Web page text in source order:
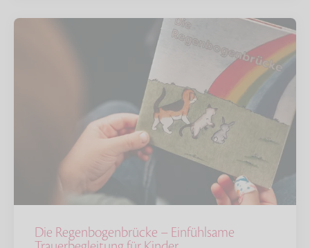
Die Regenbogenbrücke – Einfühlsame